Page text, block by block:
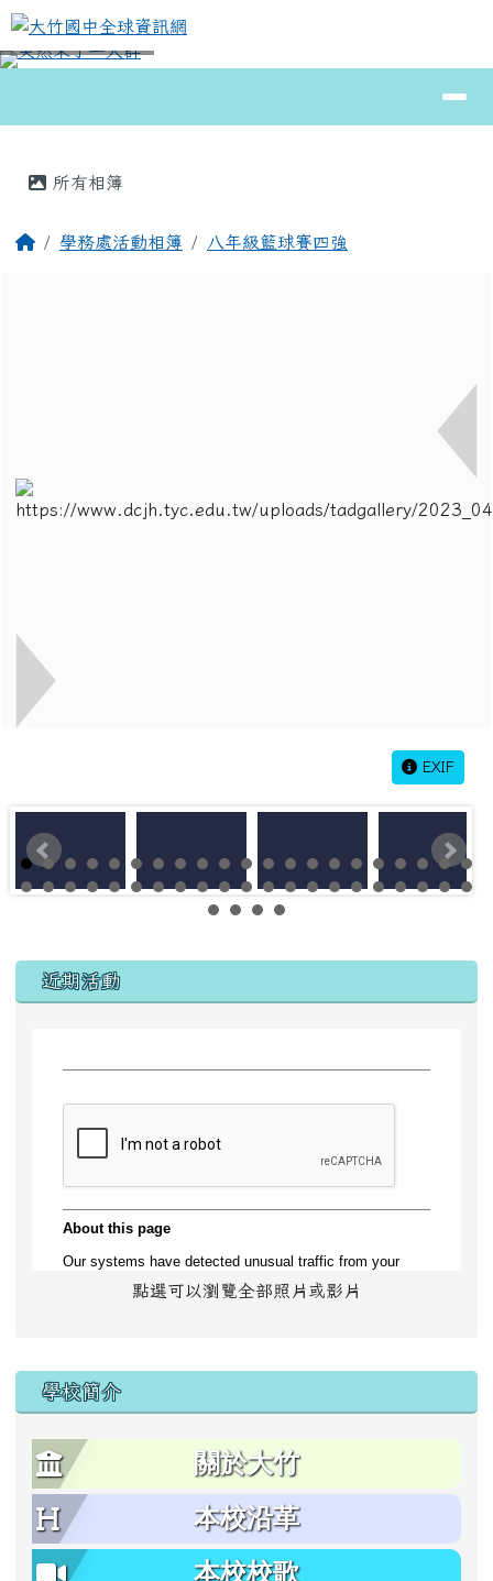
跳至主內容區
大竹國中全球資訊網
⏸
所有相簿
回首頁學務處活動相簿 八年級籃球賽四強
EXIF
左邊區域內容
近期活動
點選可以瀏覽全部照片或影片
學校簡介
關於大竹
本校沿革
本校校歌